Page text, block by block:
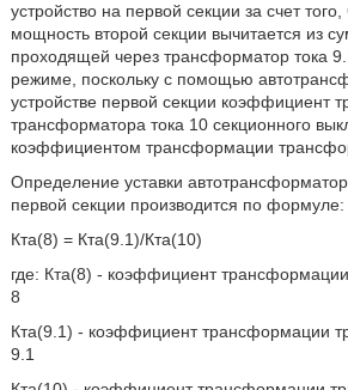
устройство на первой секции за счет того,
мощность второй секции вычитается из
проходящей через трансформатор тока
режиме, поскольку с помощью
устройстве первой секции коэффициент
трансформатора тока 10 секционного
коэффициентом трансформации
Определение уставки
первой секции производится по формуле:
Кта(8) = Кта(9.1)/Кта(10)
где: Кта(8) - коэффициент
8
Кта(9.1) - коэффициент трансформации
9.1